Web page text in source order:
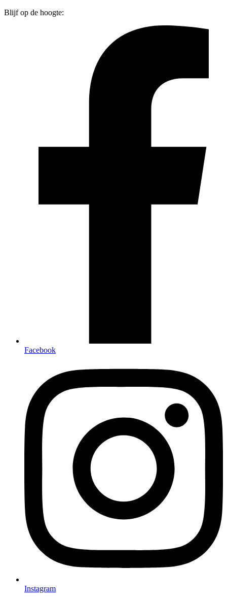
Blijf op de hoogte:
Facebook
Instagram